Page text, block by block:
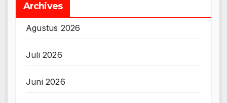
Archives
Agustus 2026
Juli 2026
Juni 2026